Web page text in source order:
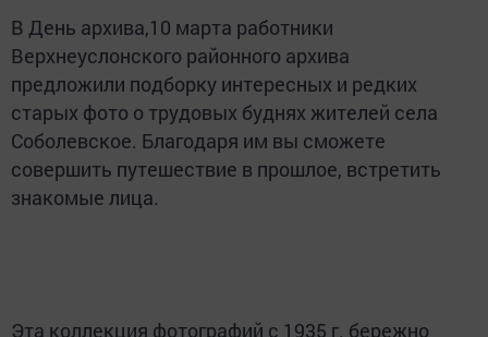
В День архива,10 марта работники
Верхнеуслонского районного архива
предложили подборку интересных и редких
старых фото о трудовых буднях жителей села
Соболевское. Благодаря им вы сможете
совершить путешествие в прошлое, встретить
знакомые лица.
Эта коллекция фотографий с 1935 г. бережно